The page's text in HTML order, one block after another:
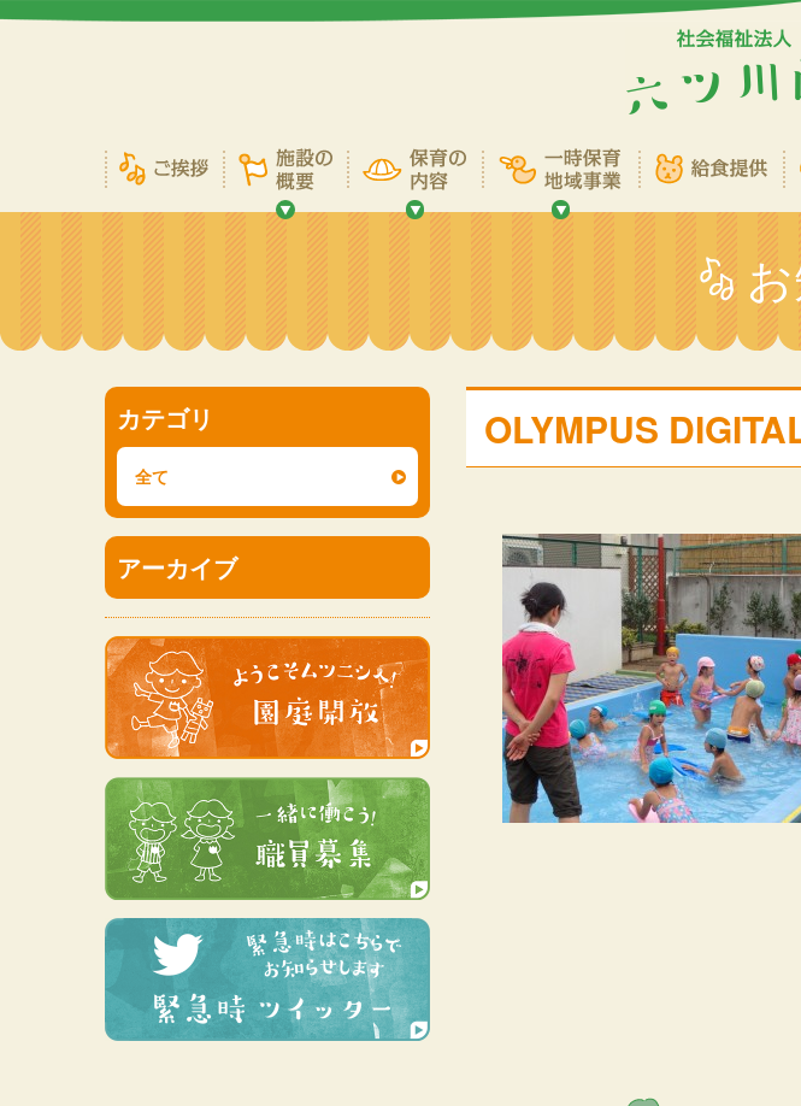
OLYMPUS
カテゴリ
全て
アーカイブ